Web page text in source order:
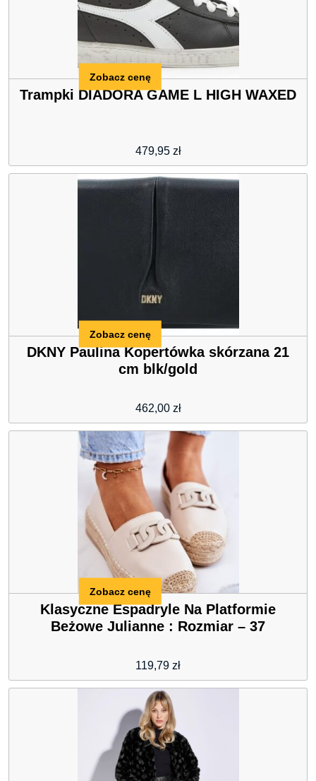
Trampki DIADORA GAME L HIGH WAXED
479,95 zł
Zobacz cenę
DKNY Paulina Kopertówka skórzana 21
cm blk/gold
462,00 zł
Zobacz cenę
Klasyczne Espadryle Na Platformie
Beżowe Julianne : Rozmiar – 37
119,79 zł
Zobacz cenę